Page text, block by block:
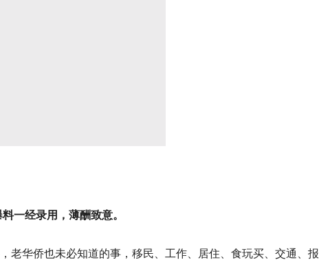
料一经录用，薄酬致意。
老华侨也未必知道的事，移民、工作、居住、食玩买、交通、报